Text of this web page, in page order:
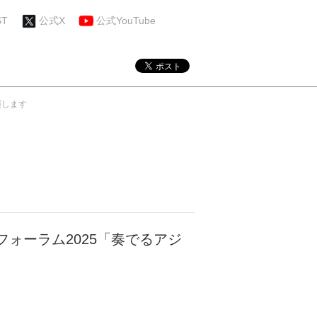
公式X 公式YouTube
ます
ーラム2025「奏でるアジ